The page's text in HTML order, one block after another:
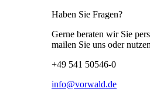
Haben Sie Fragen?
Gerne beraten wir Sie
mailen Sie uns oder
+49 541 50546-0
info@vorwald.de